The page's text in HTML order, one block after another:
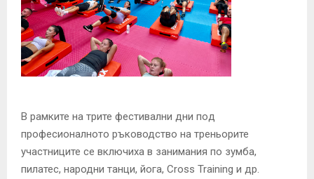
В рамките на трите фестивални дни пoд
професионалното ръководство на треньорите
участниците се включиха в занимания по зумба,
пилатес, народни танци, йога, Cross Training и др.